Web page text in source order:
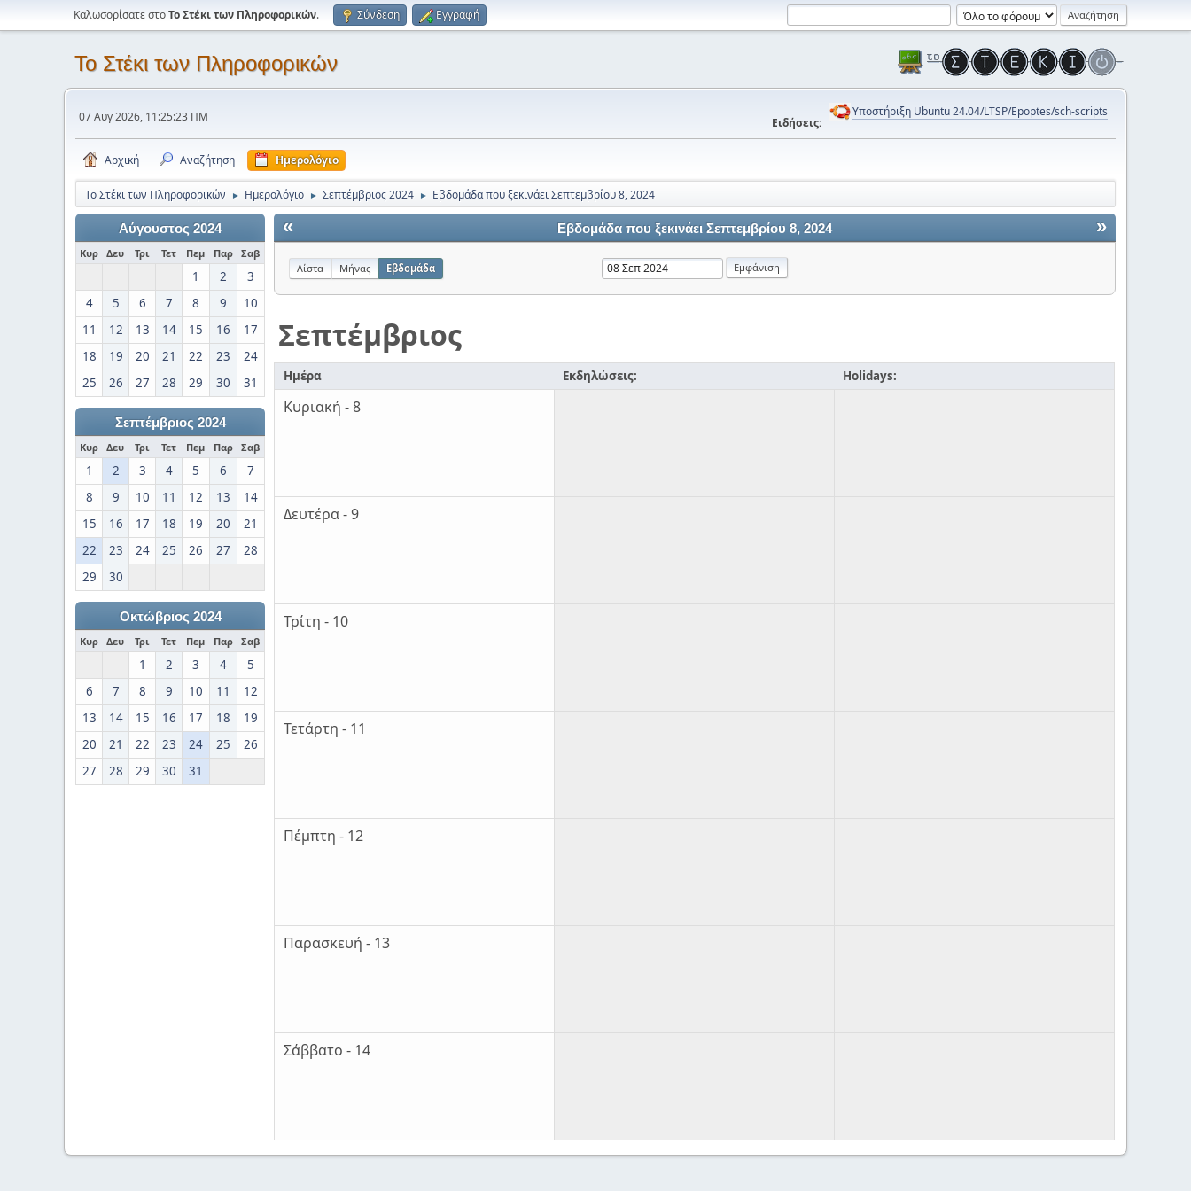
Καλωσορίσατε στοΤο Στέκι των Πληροφορικών. Σύνδεση Εγγραφή
Το Στέκι των Πληροφορικών
07 Αυγ 2026, 11:25:23 ΠΜ Ειδήσεις:
Υποστήριξη Ubuntu 24.04/LTSP/Epoptes/sch-scripts
Αρχική Αναζήτηση Ημερολόγιο
Το Στέκι των Πληροφορικών ► Ημερολόγιο ► Σεπτέμβριος 2024 ► Εβδομάδα που ξεκινάει Σεπτεμβρίου 8, 2024
Αύγουστος 2024
Κυρ Δευ Τρι Τετ Πεμ Παρ Σαβ
1 2
3
4
5 6 7 8 9
10
11
12 13 14 15 16
17
18
19 20 21 22 23
24
25
26 27 28 29 30 31
Σεπτέμβριος 2024
Κυρ Δευ Τρι Τετ Πεμ Παρ Σαβ
1 2 3 4 5 6
7
8
9 10 11 12 13
14
15
16 17 18 19 20
21
22
23 24 25 26 27
28
29
30
Οκτώβριος 2024
Κυρ Δευ Τρι Τετ Πεμ Παρ Σαβ
1 2 3 4
5
6
7 8 9 10 11
12
13
14 15 16 17 18
19
20
21 22 23 24 25
26
27
28 29 30 31
« »
Εβδομάδα που ξεκινάει Σεπτεμβρίου 8, 2024
Λίστα Μήνας Εβδομάδα
Σεπτέμβριος
Ημέρα Εκδηλώσεις: Holidays:
Κυριακή - 8
Δευτέρα - 9
Τρίτη - 10
Τετάρτη - 11
Πέμπτη - 12
Παρασκευή - 13
Σάββατο - 14